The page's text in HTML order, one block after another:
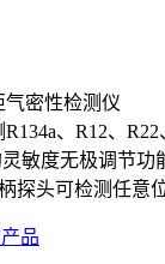
气密性检测仪
、R12、R22
敏度无极调节
探头可检测任意
品